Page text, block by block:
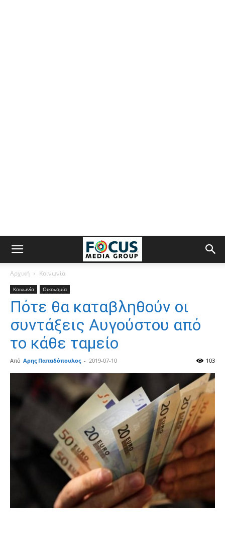
Αρχική Κοινωνία
Κοινωνία Οικονομία
Πότε θα καταβληθούν οι
συντάξεις Αυγούστου από
το κάθε ταμείο
Από Αρης Παπαδόπουλος - 2019-07-10 103